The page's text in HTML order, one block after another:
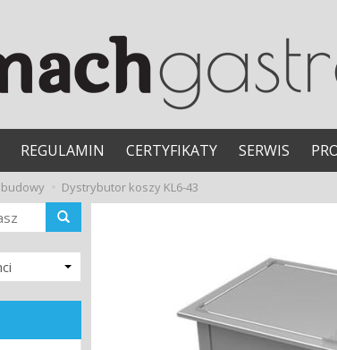
REGULAMIN CERTYFIKATY SERWIS
Dystrybutor koszy KL6-43